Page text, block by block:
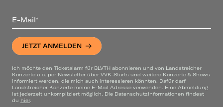
E-Mail*
JETZT ANMELDEN
Ich möchte den Ticketalarm für BLVTH abonnieren und von Landstreicher
Konzerte u.a. per Newsletter über VVK-Starts und weitere Konzerte & Shows
informiert werden, die mich auch interessieren könnten. Dafür darf
Landstreicher Konzerte meine E-Mail Adresse verwenden. Eine Abmeldung
ist jederzeit unkompliziert möglich. Die Datenschutzinformationen findest
du hier.